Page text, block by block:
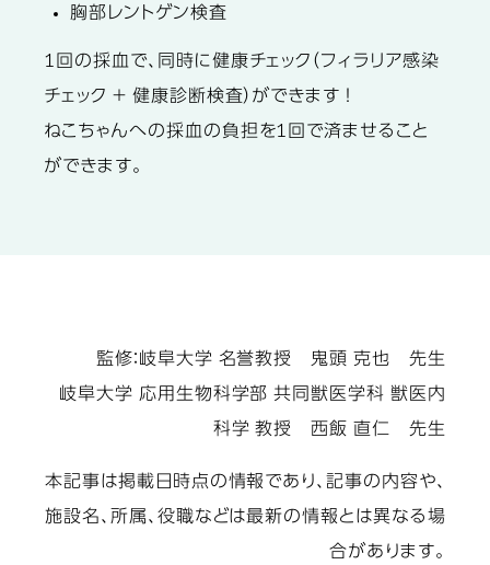
胸部レントゲン検査
1回の採血で、同時に健康チェック（フィラリア感染
チェック ＋ 健康診断検査）ができます ！
ねこちゃんへの採血の負担を1回で済ませること
ができます。
監修：岐阜大学 名誉教授 鬼頭 克也 先生
岐阜大学 応用生物科学部 共同獣医学科 獣医内
科学 教授 西飯 直仁 先生
本記事は掲載日時点の情報であり、記事の内容や、
施設名、所属、役職などは最新の情報とは異なる場
合があります。